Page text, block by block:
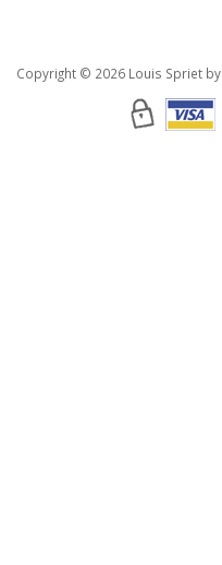
Copyright © 2026 Louis Spriet by